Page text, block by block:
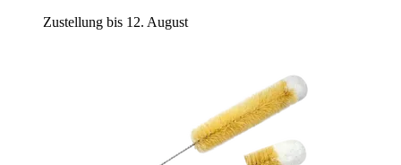
Zustellung bis 12. August